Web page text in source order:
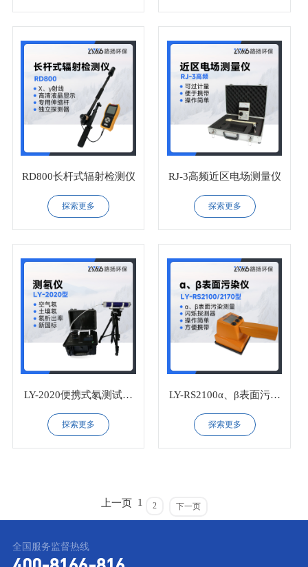
RD800长杆式辐射检测仪
探索更多
RJ-3高频近区电场测量仪
探索更多
LY-2020便携式氡测试仪
（静电法）
探索更多
LY-RS2100α、β表面污染
仪
探索更多
上一页 1 2 下一页
全国服务监督热线